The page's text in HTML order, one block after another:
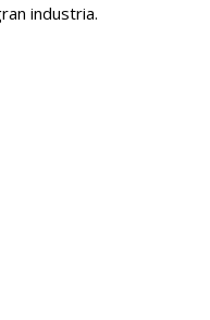
industria.